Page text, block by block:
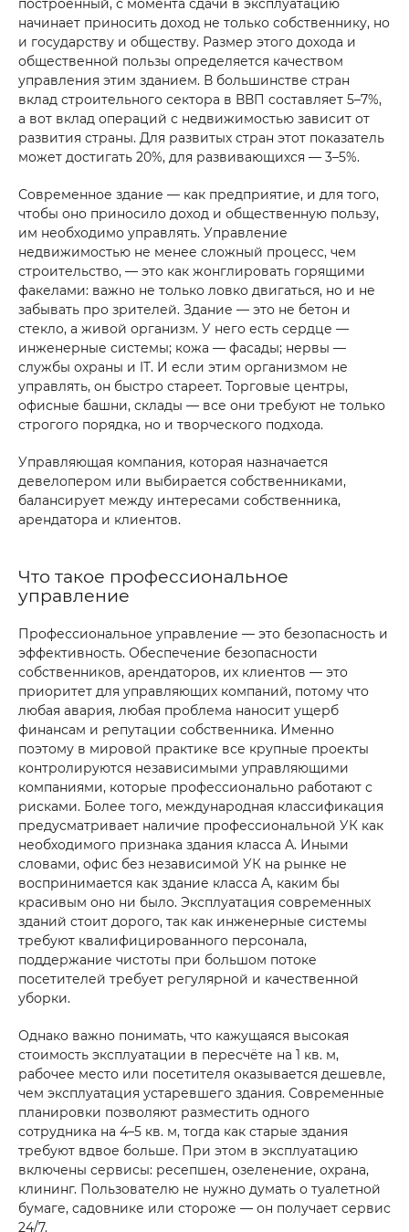
начинает приносить доход не только собственнику, но
и государству и обществу. Размер этого дохода и
общественной пользы определяется качеством
управления этим зданием. В большинстве стран
вклад строительного сектора в ВВП составляет 5–7%,
а вот вклад операций с недвижимостью зависит от
развития страны. Для развитых стран этот показатель
может достигать 20%, для развивающихся — 3–5%.
Современное здание — как предприятие, и для того,
чтобы оно приносило доход и общественную пользу,
им необходимо управлять. Управление
недвижимостью не менее сложный процесс, чем
строительство, — это как жонглировать горящими
факелами: важно не только ловко двигаться, но и не
забывать про зрителей. Здание — это не бетон и
стекло, а живой организм. У него есть сердце —
инженерные системы; кожа — фасады; нервы —
службы охраны и IT. И если этим организмом не
управлять, он быстро стареет. Торговые центры,
офисные башни, склады — все они требуют не только
строгого порядка, но и творческого подхода.
Управляющая компания, которая назначается
девелопером или выбирается собственниками,
балансирует между интересами собственника,
арендатора и клиентов.
Что такое профессиональное
управление
Профессиональное управление — это безопасность и
эффективность. Обеспечение безопасности
собственников, арендаторов, их клиентов — это
приоритет для управляющих компаний, потому что
любая авария, любая проблема наносит ущерб
финансам и репутации собственника. Именно
поэтому в мировой практике все крупные проекты
контролируются независимыми управляющими
компаниями, которые профессионально работают с
рисками. Более того, международная классификация
предусматривает наличие профессиональной УК как
необходимого признака здания класса А. Иными
словами, офис без независимой УК на рынке не
воспринимается как здание класса А, каким бы
красивым оно ни было. Эксплуатация современных
зданий стоит дорого, так как инженерные системы
требуют квалифицированного персонала,
поддержание чистоты при большом потоке
посетителей требует регулярной и качественной
уборки.
Однако важно понимать, что кажущаяся высокая
стоимость эксплуатации в пересчёте на 1 кв. м,
рабочее место или посетителя оказывается дешевле,
чем эксплуатация устаревшего здания. Современные
планировки позволяют разместить одного
сотрудника на 4–5 кв. м, тогда как старые здания
требуют вдвое больше. При этом в эксплуатацию
включены сервисы: ресепшен, озеленение, охрана,
клининг. Пользователю не нужно думать о туалетной
бумаге, садовнике или стороже — он получает сервис
24/7.
Yuborish